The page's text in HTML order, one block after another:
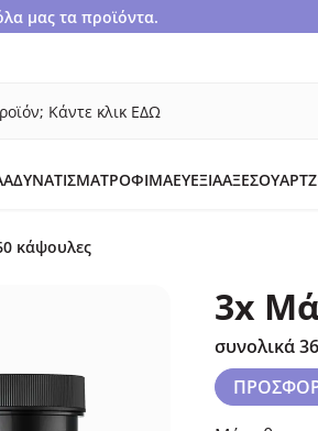
μας τα προϊόντα.
Κάντε κλικ ΕΔΩ
ΑΔΥΝΆΤΙΣΜΑΤΡΌΦΙΜΑΕΥΕΞΊΑΑΞΕΣΟΥΆΡ
κάψουλες
3x
συνολικά